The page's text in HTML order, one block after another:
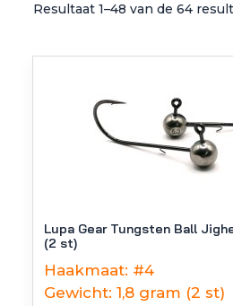
Resultaat 1–48 van de 64
Lupa Gear Tungsten Ball
(2 st)
Haakmaat: #4
Gewicht: 1,8 gram (2 st)